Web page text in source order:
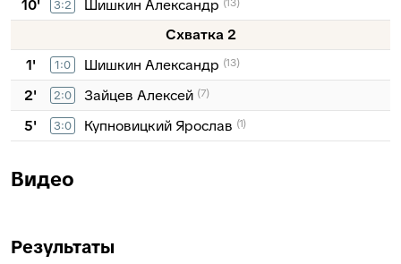
Шишкин Александр
3:2
10'
Схватка 2
Шишкин Александр (13)
1:0
1'
Зайцев Алексей (7)
2:0
2'
Купновицкий Ярослав (1)
3:0
5'
Видео
Результаты